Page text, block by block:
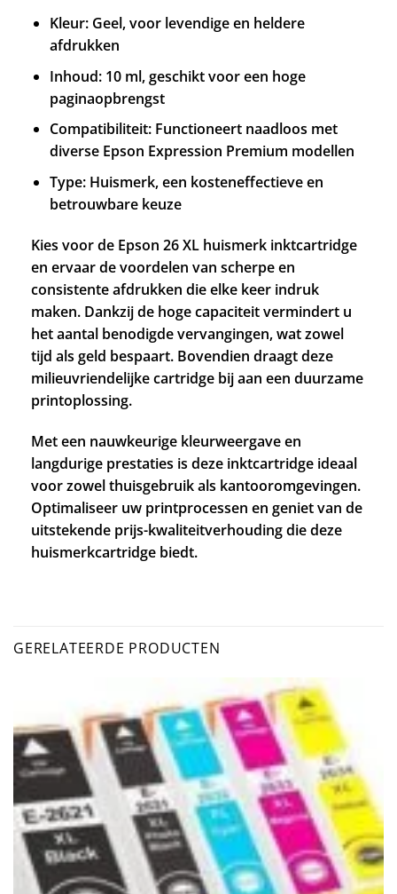
Kleur: Geel, voor levendige en heldere
afdrukken
Inhoud: 10 ml, geschikt voor een hoge
paginaopbrengst
Compatibiliteit: Functioneert naadloos met
diverse Epson Expression Premium modellen
Type: Huismerk, een kosteneffectieve en
betrouwbare keuze
Kies voor de Epson 26 XL huismerk inktcartridge
en ervaar de voordelen van scherpe en
consistente afdrukken die elke keer indruk
maken. Dankzij de hoge capaciteit vermindert u
het aantal benodigde vervangingen, wat zowel
tijd als geld bespaart. Bovendien draagt deze
milieuvriendelijke cartridge bij aan een duurzame
printoplossing.
Met een nauwkeurige kleurweergave en
langdurige prestaties is deze inktcartridge ideaal
voor zowel thuisgebruik als kantooromgevingen.
Optimaliseer uw printprocessen en geniet van de
uitstekende prijs-kwaliteitverhouding die deze
huismerkcartridge biedt.
GERELATEERDE PRODUCTEN